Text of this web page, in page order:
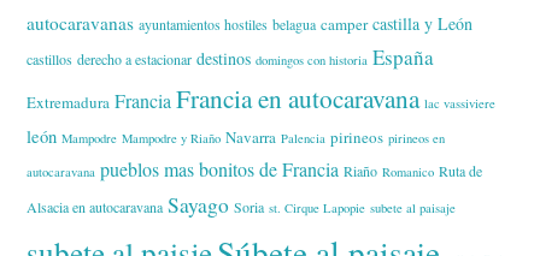
autocaravanas ayuntamientos hostiles belagua camper castilla y León
castillos derecho a estacionar destinos domingos con historia España
Extremadura Francia Francia en autocaravana lac vassiviere
león Mampodre Mampodre y Riaño Navarra Palencia pirineos pirineos en
autocaravana pueblos mas bonitos de Francia Riaño Romanico Ruta de
Alsacia en autocaravana Sayago Soria st. Cirque Lapopie subete al paisaje